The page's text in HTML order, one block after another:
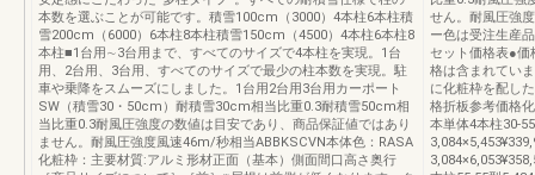
本数を選ぶことが可能です。積雪100cm（3000）4本柱6本柱積
雪200cm（6000）6本柱8本柱積雪150cm（4500）4本柱6本柱8
本柱■1台用∼3台用まで、すべてのサイズで4本柱を実現。1台
用、2台用、3台用、すべてのサイズで最少の柱本数を実現。駐
車や乗降をスムーズにしました。1台用2台用3台用カーポート
SW（積雪30・50cm）耐積雪30cm相当比重0.3耐積雪50cm相
当比重0.3耐風圧強度の数値は目安であり、商品保証値ではあり
ません。耐風圧強度風速46m/秒相当ABBKSCVN本体色：RASA
化粧枠：主要材質:アルミ形材正面（基本）側面間口高さ奥行
せん。耐風圧強
ー色は受注生産
セット価格表●価
格は含まれてい
に化粧枠を配し
格折板参考価格
本単体4本柱30-